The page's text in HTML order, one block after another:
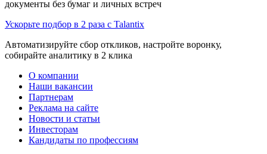
документы без бумаг и личных встреч
Ускорьте подбор в 2 раза с Talantix
Автоматизируйте сбор откликов, настройте воронку,
собирайте аналитику в 2 клика
О компании
Наши вакансии
Партнерам
Реклама на сайте
Новости и статьи
Инвесторам
Кандидаты по профессиям